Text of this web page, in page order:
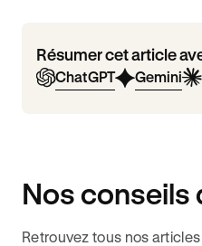
Résumer cet article
ChatGPT Gemini
Nos conseils
Retrouvez tous nos